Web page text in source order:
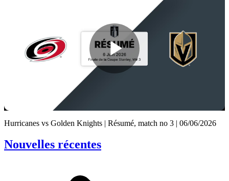
Play
Video
Hurricanes vs Golden Knights | Résumé, match no 3 | 06/06/2026
Nouvelles récentes